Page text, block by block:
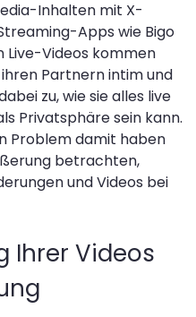
Inhalten mit X-
Apps wie Bigo
Live-Videos kommen
Partnern intim und
zu, wie sie alles live
Privatsphäre sein kann.
Problem damit haben
betrachten,
und Videos bei
Ihrer Videos